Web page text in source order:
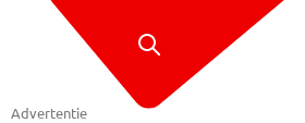
Advertentie